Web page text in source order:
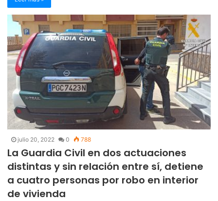
julio 20, 2022 0 788
La Guardia Civil en dos actuaciones
distintas y sin relación entre sí, detiene
a cuatro personas por robo en interior
de vivienda